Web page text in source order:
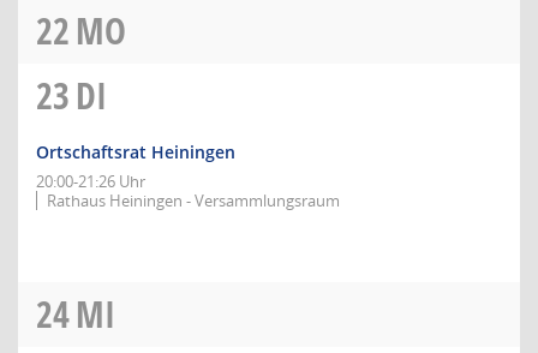
22MO
23DI
Ortschaftsrat Heiningen
20:00-21:26 Uhr
Rathaus Heiningen - Versammlungsraum
24MI